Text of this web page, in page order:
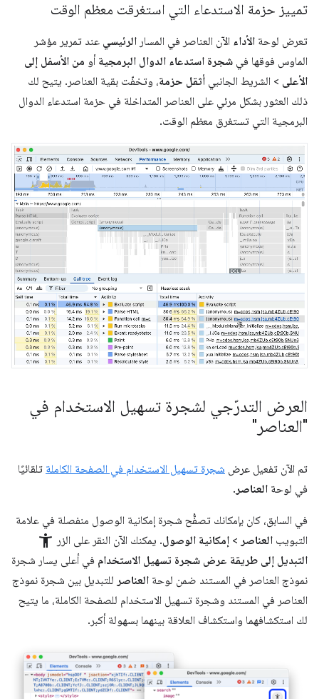
تمييز حزمة الاستدعاء التي استغرقت معظم الوقت
تعرض لوحة الأداء الآن العناصر في المسار الرئيسي عند تمرير مؤشر
الماوس فوقها في شجرة استدعاء الدوال البرمجية أو من الأسفل إلى
الأعلى > الشريط الجانبي أثقل حزمة، وتخفّت بقية العناصر. يتيح لك
ذلك العثور بشكل مرئي على العناصر المتداخلة في حزمة استدعاء الدوال
البرمجية التي تستغرق معظم الوقت.
العرض التدرّجي لشجرة تسهيل الاستخدام في
"العناصر"
تم الآن تفعيل عرض شجرة تسهيل الاستخدام في الصفحة الكاملة تلقائيًا
في لوحة العناصر .
في السابق، كان بإمكانك تصفُّح شجرة إمكانية الوصول منفصلة في علامة
التبويب العناصر > إمكانية الوصول. يمكنك الآن النقر على الزر accessibility_new
التبديل إلى طريقة عرض شجرة تسهيل الاستخدام في أعلى يسار شجرة
نموذج العناصر في المستند ضمن لوحة العناصر للتبديل بين شجرة نموذج
العناصر في المستند وشجرة تسهيل الاستخدام للصفحة الكاملة، ما يتيح
لك استكشافهما واستكشاف العلاقة بينهما بسهولة أكبر.